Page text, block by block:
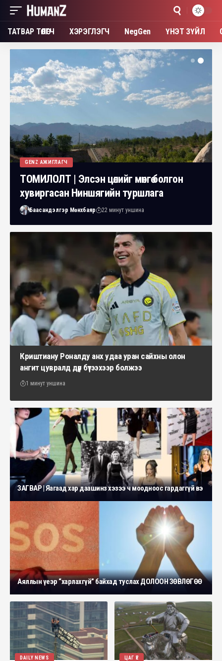
ТАТВАР ТӨЛӨГЧ ХЭРЭГЛЭГЧ NegGen ҮНЭТ ЗҮЙЛ
GENZ АЖИГЛАГЧ
ТОМИЛОЛТ | Элсэн цөлийг мөнгө болгон
хувиргасан Ниншягийн туршлага
Баасандэлгэр Мөнхбаяр 22 минут уншина
Криштиану Роналду анх удаа уран сайхны олон
ангит цувралд дүр бүтээхээр болжээ
1 минут уншина
ЗАГВАР | Яагаад хар даашинз хэзээ ч моодноос гардаггүй вэ
Аяллын үеэр “харлахгүй” байхад туслах ДОЛООН ЗӨВЛӨГӨӨ
DAILY NEWS ЦАГ ҮЕ